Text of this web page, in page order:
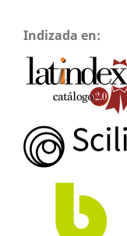
Indizada en: